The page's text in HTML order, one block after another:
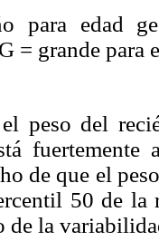
para edad
= grande para
peso del
fuertemente
de que el
50 de la
de la